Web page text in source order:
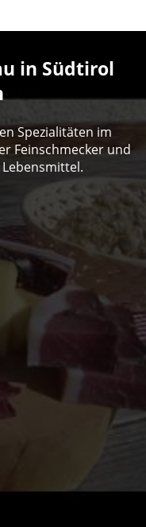
in Südtirol
Spezialitäten im
Feinschmecker und